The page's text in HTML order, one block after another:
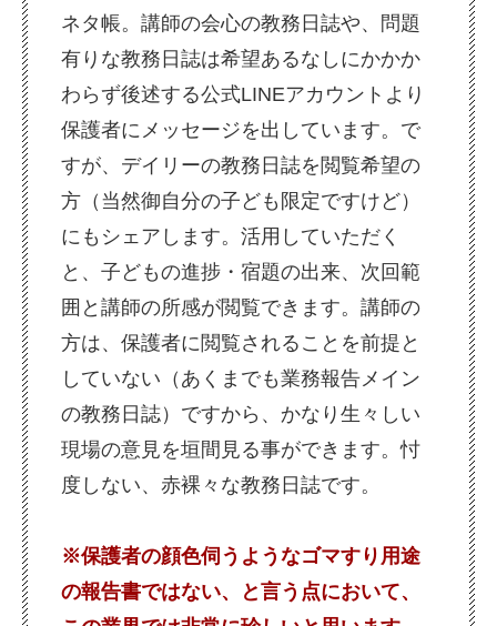
ネタ帳。講師の会心の教務日誌や、問題
有りな教務日誌は希望あるなしにかかか
わらず後述する公式LINEアカウントより
保護者にメッセージを出しています。で
すが、デイリーの教務日誌を閲覧希望の
方（当然御自分の子ども限定ですけど）
にもシェアします。活用していただく
と、子どもの進捗・宿題の出来、次回範
囲と講師の所感が閲覧できます。講師の
方は、保護者に閲覧されることを前提と
していない（あくまでも業務報告メイン
の教務日誌）ですから、かなり生々しい
現場の意見を垣間見る事ができます。忖
度しない、赤裸々な教務日誌です。
※保護者の顔色伺うようなゴマすり用途
の報告書ではない、と言う点において、